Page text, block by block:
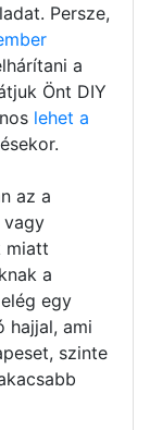
Persze,
a
Önt DIY
lehet a
az a
vagy
miatt
a
egy
hajjal, ami
szinte